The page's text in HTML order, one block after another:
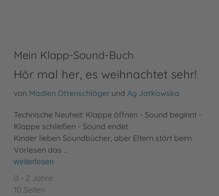
Mein Klapp-Sound-Buch
Hör mal her, es weihnachtet sehr!
von Madlen Ottenschläger und Ag Jatkowska
Technische Neuheit: Klappe öffnen - Sound beginnt -
Klappe schließen - Sound endet
Kinder lieben Soundbücher, aber Eltern stört beim
Vorlesen das …
weiterlesen
0 - 2 Jahre
10 Seiten